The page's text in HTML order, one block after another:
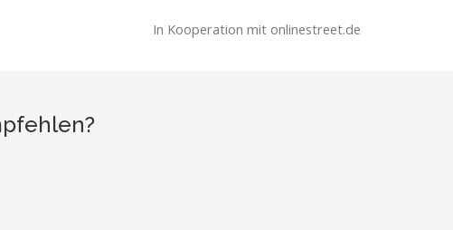
In Kooperation mit onlinestreet.de